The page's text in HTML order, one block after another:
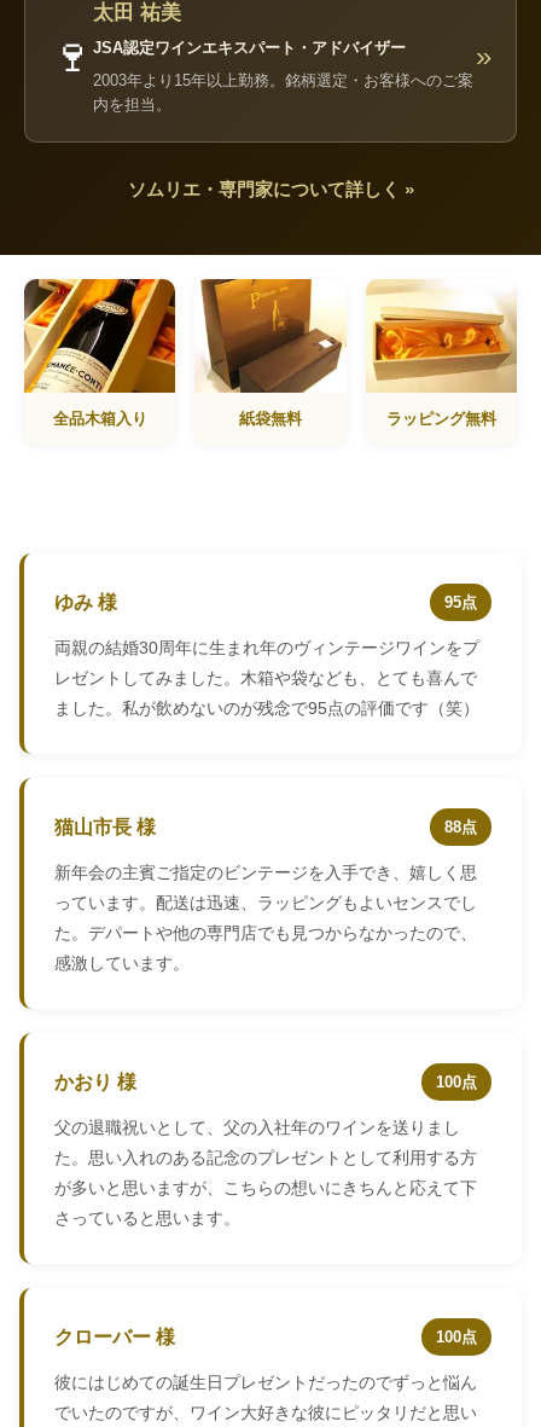
🍷
太田 祐美
JSA認定ワインエキスパート・アドバイザー
2003年より15年以上勤務。銘柄選定・お客様へのご案
内を担当。
»
ソムリエ・専門家について詳しく »
全品木箱入り 紙袋無料 ラッピング無料
ゆみ 様 95点
両親の結婚30周年に生まれ年のヴィンテージワインをプ
レゼントしてみました。木箱や袋なども、とても喜んで
ました。私が飲めないのが残念で95点の評価です（笑）
猫山市長 様 88点
新年会の主賓ご指定のビンテージを入手でき、嬉しく思
っています。配送は迅速、ラッピングもよいセンスでし
た。デパートや他の専門店でも見つからなかったので、
感激しています。
かおり 様 100点
父の退職祝いとして、父の入社年のワインを送りまし
た。思い入れのある記念のプレゼントとして利用する方
が多いと思いますが、こちらの想いにきちんと応えて下
さっていると思います。
クローバー 様 100点
彼にはじめての誕生日プレゼントだったのでずっと悩ん
でいたのですが、ワイン大好きな彼にピッタリだと思い